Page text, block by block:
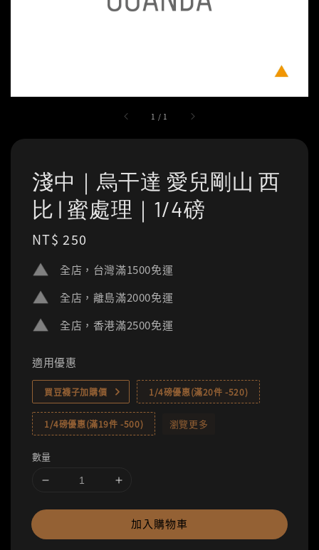
1 / 1
淺中｜烏干達 愛兒剛山 西
比 | 蜜處理｜1/4磅
Regular
NT$ 250
全店，台灣滿1500免運
全店，離島滿2000免運
全店，香港滿2500免運
適用優惠
買豆襪子加購價 1/4磅優惠(滿20件 -520)
1/4磅優惠(滿19件 -500) 瀏覽更多
數量
加入購物車